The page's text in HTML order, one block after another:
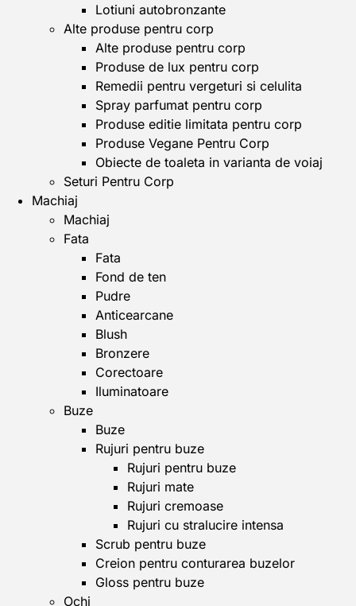
Lotiuni autobronzante
Alte produse pentru corp
Alte produse pentru corp
Produse de lux pentru corp
Remedii pentru vergeturi si celulita
Spray parfumat pentru corp
Produse editie limitata pentru corp
Produse Vegane Pentru Corp
Obiecte de toaleta in varianta de voiaj
Seturi Pentru Corp
Machiaj
Machiaj
Fata
Fata
Fond de ten
Pudre
Anticearcane
Blush
Bronzere
Corectoare
Iluminatoare
Buze
Buze
Rujuri pentru buze
Rujuri pentru buze
Rujuri mate
Rujuri cremoase
Rujuri cu stralucire intensa
Scrub pentru buze
Creion pentru conturarea buzelor
Gloss pentru buze
Ochi